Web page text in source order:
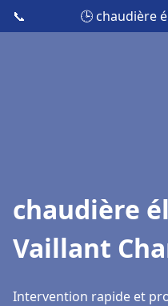
📞 🕒 chaudière
chaudière
Vaillant
Intervention rapide et